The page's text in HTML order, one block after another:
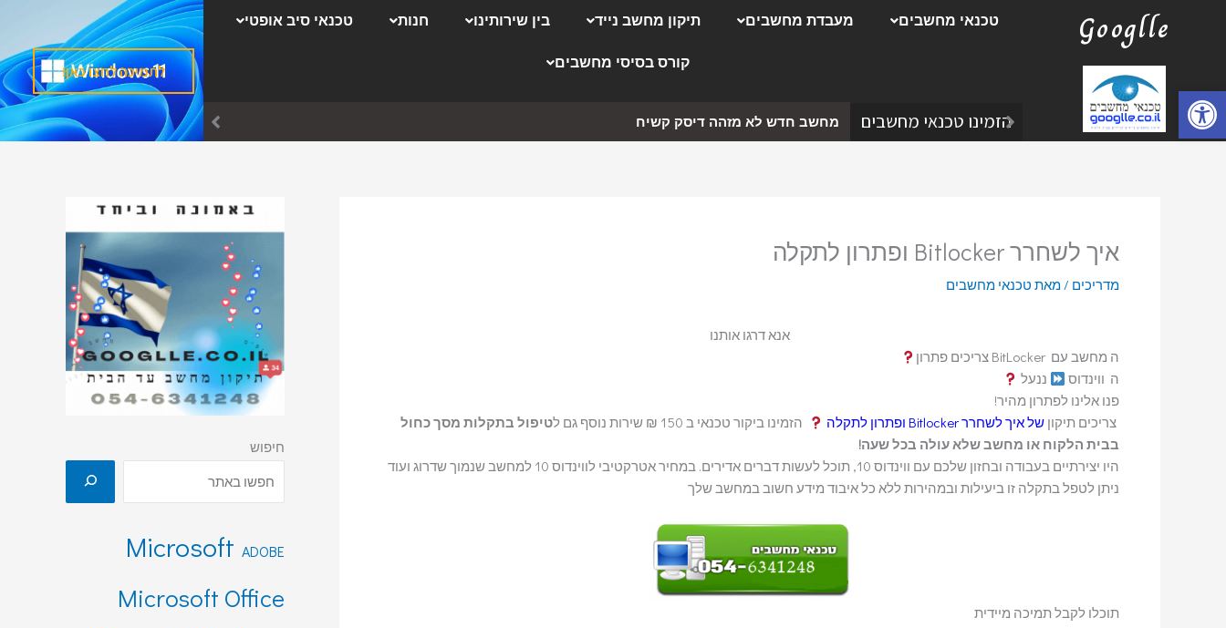
פתח סרגל נגישות
Googlle טכנאי מחשבים מעבדת מחשבים תיקון מחשב נייד בין שירותינו חנות טכנאי סיב אופטי
קורס בסיסי מחשבים
הזמינו טכנאי מחשבים מחשב חדש לא מזהה דיסק קשיח
לתמיכה לחצו כאן!
איך לשחרר Bitlocker ופתרון לתקלה
מדריכים / מאת טכנאי מחשבים
אנא דרגו אותנו
ה מחשב עם BitLocker צריכים פתרון
ה ווינדוס
ננעל
פנו אלינו לפתרון מהיר!
צריכים תיקון של איך לשחרר Bitlocker ופתרון לתקלה הזמינו ביקור טכנאי ב 150 ₪ שירות נוסף גם ל
טיפול בתקלות מסך כחול
בבית הלקוח או מחשב שלא עולה בכל שעה!
היו יצירתיים בעבודה ובחזון שלכם עם ווינדוס 10, תוכל לעשות דברים אדירים. במחיר אטרקטיבי לווינדוס 10 למחשב שנמוך שדרוג ועוד
ניתן לטפל בתקלה זו ביעילות ובמהירות ללא כל איבוד מידע חשוב במחשב שלך
תוכלו לקבל תמיכה מיידית
חיפוש
ADOBE
Microsoft
Microsoft Office
ק